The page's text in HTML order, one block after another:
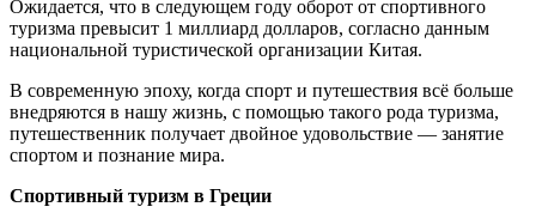
Ожидается, что в следующем году оборот от спортивного
туризма превысит 1 миллиард долларов, согласно данным
национальной туристической организации Китая.
В современную эпоху, когда спорт и путешествия всё больше
внедряются в нашу жизнь, с помощью такого рода туризма,
путешественник получает двойное удовольствие — занятие
спортом и познание мира.
Спортивный туризм в Греции